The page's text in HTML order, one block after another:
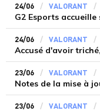
24/06 VALORANT
24/06 VALORANT
23/06 VALORANT
23/06 VALORANT